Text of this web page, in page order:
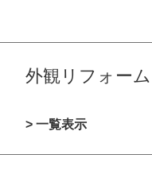
外観リフォーム
> 一覧表示